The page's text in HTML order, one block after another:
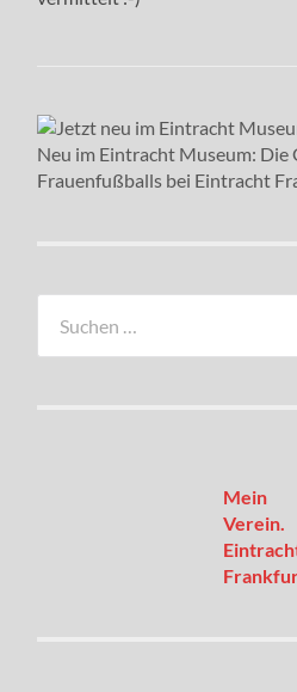
Neu im Eintracht Museum: Die
Frauenfußballs bei Eintracht
nach:
Mein
Verein.